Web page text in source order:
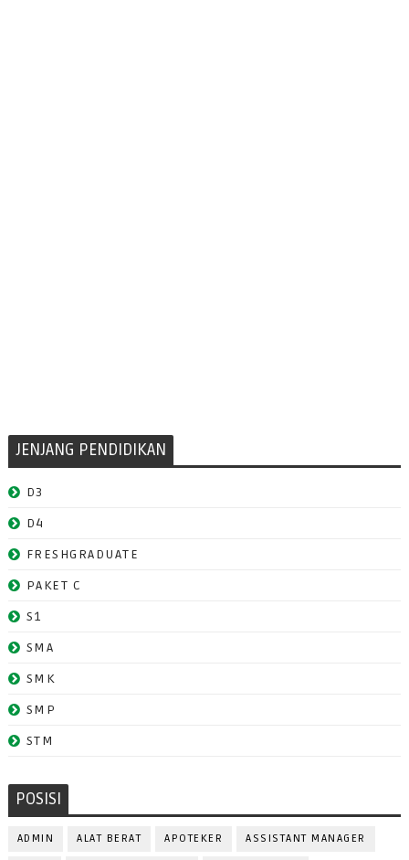
JENJANG PENDIDIKAN
D3
D4
FRESHGRADUATE
PAKET C
S1
SMA
SMK
SMP
STM
POSISI
ADMIN ALAT BERAT APOTEKER ASSISTANT MANAGER